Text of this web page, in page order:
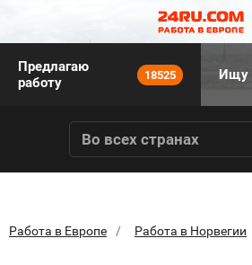
Предлагаю
работу
18525 Ищу
Во всех странах
Работа в Европе Работа в Норвегии